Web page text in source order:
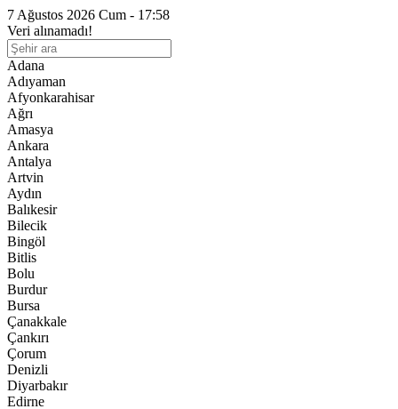
7 Ağustos 2026 Cum - 17:58
Veri alınamadı!
Adana
Adıyaman
Afyonkarahisar
Ağrı
Amasya
Ankara
Antalya
Artvin
Aydın
Balıkesir
Bilecik
Bingöl
Bitlis
Bolu
Burdur
Bursa
Çanakkale
Çankırı
Çorum
Denizli
Diyarbakır
Edirne